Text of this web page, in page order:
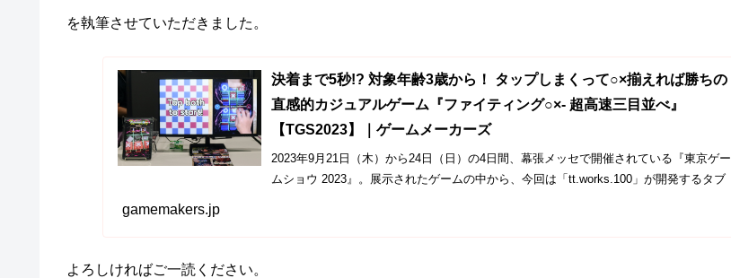
を執筆させていただきました。
決着まで5秒!? 対象年齢3歳から！ タップしまくって○×揃えれば勝ちの
直感的カジュアルゲーム『ファイティング○×- 超高速三目並べ』
【TGS2023】｜ゲームメーカーズ
2023年9月21日（木）から24日（日）の4日間、幕張メッセで開催されている『東京ゲー
ムショウ 2023』。展示されたゲームの中から、今回は「tt.works.100」が開発するタブ
gamemakers.jp
よろしければご一読ください。